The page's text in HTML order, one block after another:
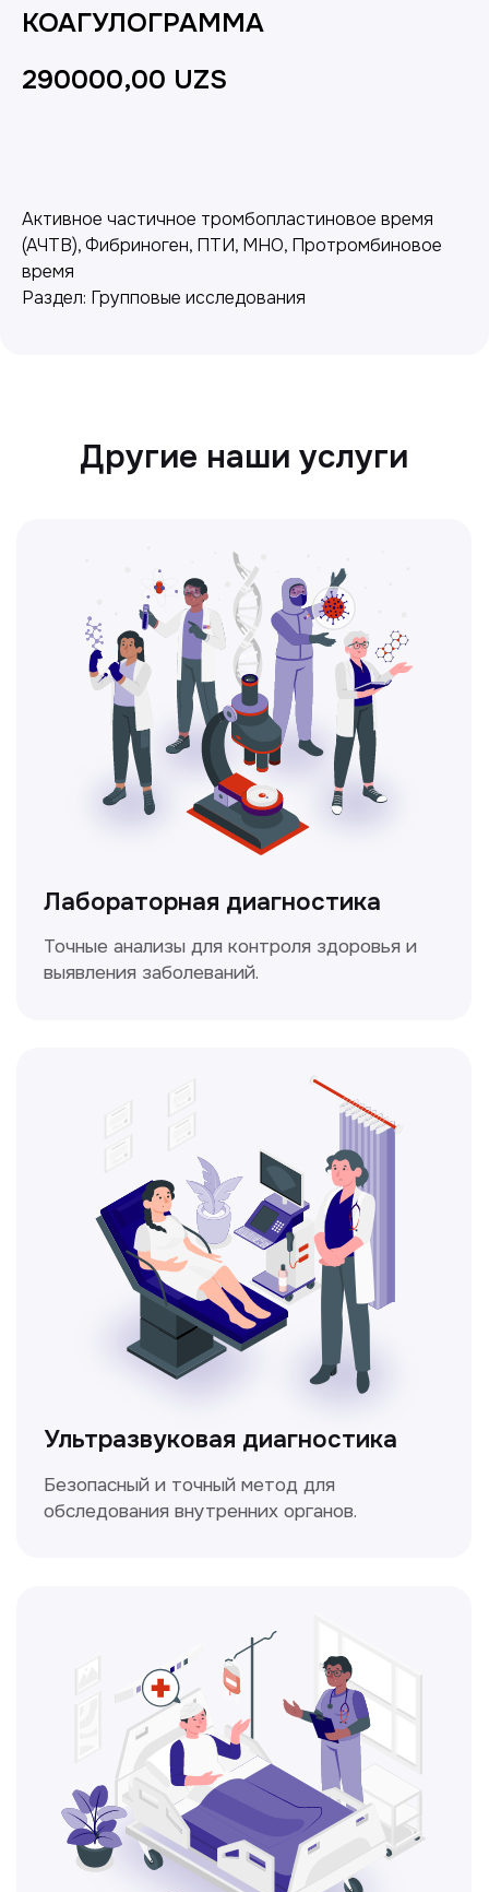
КОАГУЛОГРАММА
290000,00 UZS
Активное частичное тромбопластиновое время
(АЧТВ), Фибриноген, ПТИ, МНО, Протромбиновое
время
Раздел: Групповые исследования
Другие наши услуги
Лабораторная диагностика
Точные анализы для контроля здоровья и
выявления заболеваний.
Безопасный и точный метод для
обследования внутренних органов.
Доплерография